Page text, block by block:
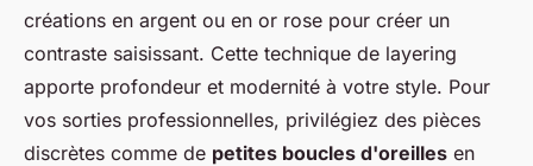
créations en argent ou en or rose pour créer un
contraste saisissant. Cette technique de layering
apporte profondeur et modernité à votre style. Pour
vos sorties professionnelles, privilégiez des pièces
discrètes comme de petites boucles d'oreilles en